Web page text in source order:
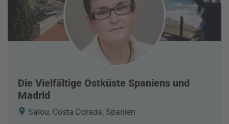
Die Vielfältige Ostküste Spaniens und
Madrid
Salou, Costa Dorada, Spanien